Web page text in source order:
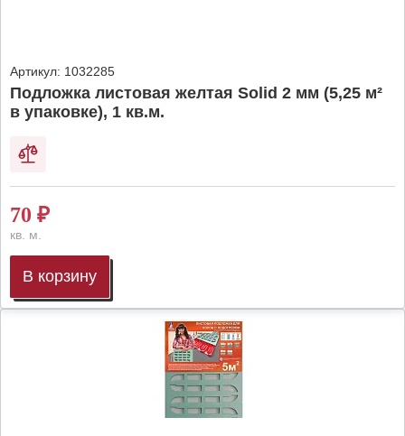
Артикул: 1032285
Подложка листовая желтая Solid 2 мм (5,25 м²
в упаковке), 1 кв.м.
70 ₽
кв. м.
В корзину